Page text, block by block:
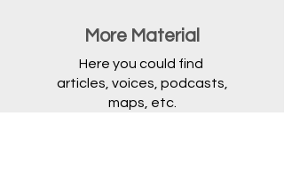
More Material
Here you could find
articles, voices, podcasts,
maps, etc.